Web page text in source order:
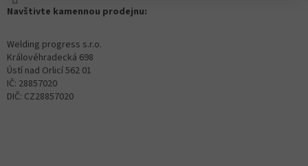
Navštivte kamennou prodejnu:
Welding progress s.r.o.
Královéhradecká 698
Ústí nad Orlicí 562 01
IČ: 28857020
DIČ: CZ28857020